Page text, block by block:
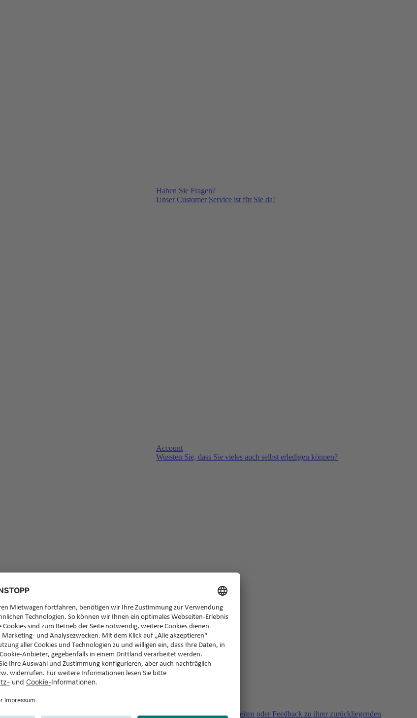
Haben Sie Fragen?
Unser Customer Service ist für Sie da!
Account
Wussten Sie, dass Sie vieles auch selbst erledigen können?
Sie haben Fragen, Unklarheiten oder Feedback zu ihrer zurückliegenden